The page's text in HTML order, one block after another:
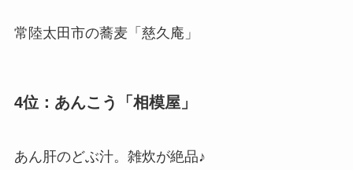
常陸太田市の蕎麦「慈久庵」
4位：あんこう「相模屋」
あん肝のどぶ汁。雑炊が絶品♪